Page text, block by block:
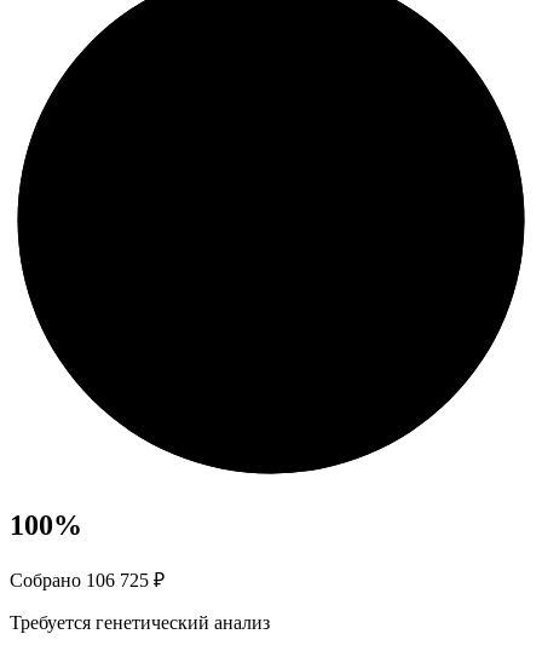
100%
Собрано 106 725 ₽
Требуется генетический анализ